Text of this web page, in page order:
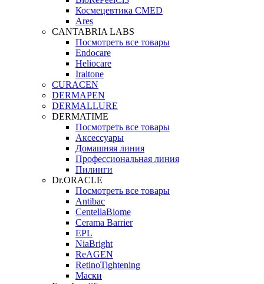
Космецевтика CMED
Ares
CANTABRIA LABS
Посмотреть все товары
Endocare
Heliocare
Iraltone
CURACEN
DERMAPEN
DERMALLURE
DERMATIME
Посмотреть все товары
Аксессуары
Домашняя линия
Профессиональная линия
Пилинги
Dr.ORACLE
Посмотреть все товары
Antibac
CentellaBiome
Cerama Barrier
EPL
NiaBright
ReAGEN
RetinoTightening
Маски